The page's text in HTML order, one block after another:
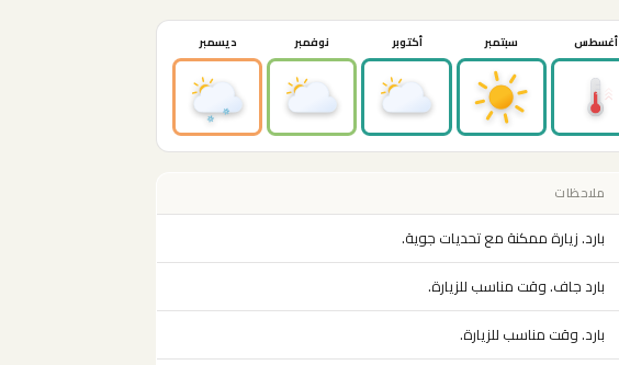
أغسطس سبتمبر أكتوبر نوفمبر ديسمبر
ملاحظات
بارد. زيارة ممكنة مع تحديات جوية.
بارد جاف. وقت مناسب للزيارة.
بارد. وقت مناسب للزيارة.